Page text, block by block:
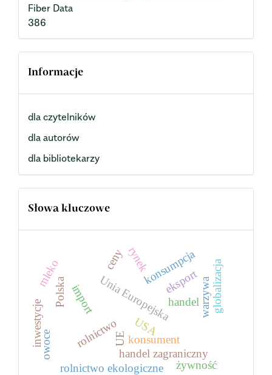
Fiber Data
386
Informacje
dla czytelników
dla autorów
dla bibliotekarzy
Słowa kluczowe
Unia Europejska
rolnictwo
eksport
import
Polska
handel zagraniczny
globalizacja
ceny
UE
rolnictwo ekologiczne
konsumpcja
handel
rynek
żywność
konsument
owoce
inwestycje
mleko
warzywa
USA